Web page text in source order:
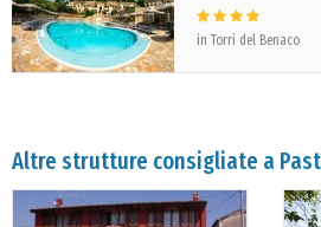
in Torri del Benaco
Altre strutture consigliate a